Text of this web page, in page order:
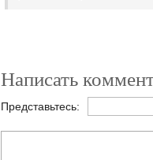
Написать
Представьтесь: